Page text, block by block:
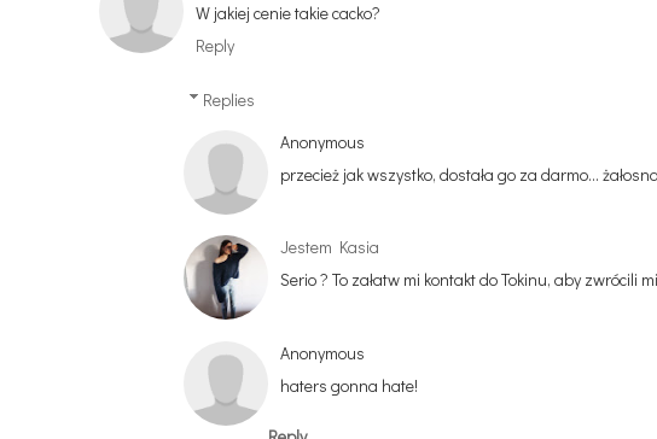
W jakiej cenie takie cacko?
Reply
Replies
Anonymous
przecież jak wszystko, dostała go za darmo...
Jestem Kasia
Serio ? To załatw mi kontakt do Tokinu, aby zwrócili
Anonymous
haters gonna hate!